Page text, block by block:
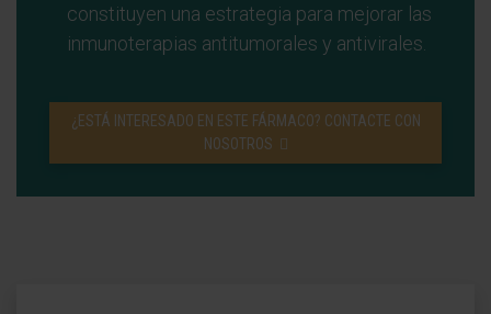
constituyen una estrategia para mejorar las
inmunoterapias antitumorales y antivirales.
¿ESTÁ INTERESADO EN ESTE FÁRMACO? CONTACTE CON
NOSOTROS